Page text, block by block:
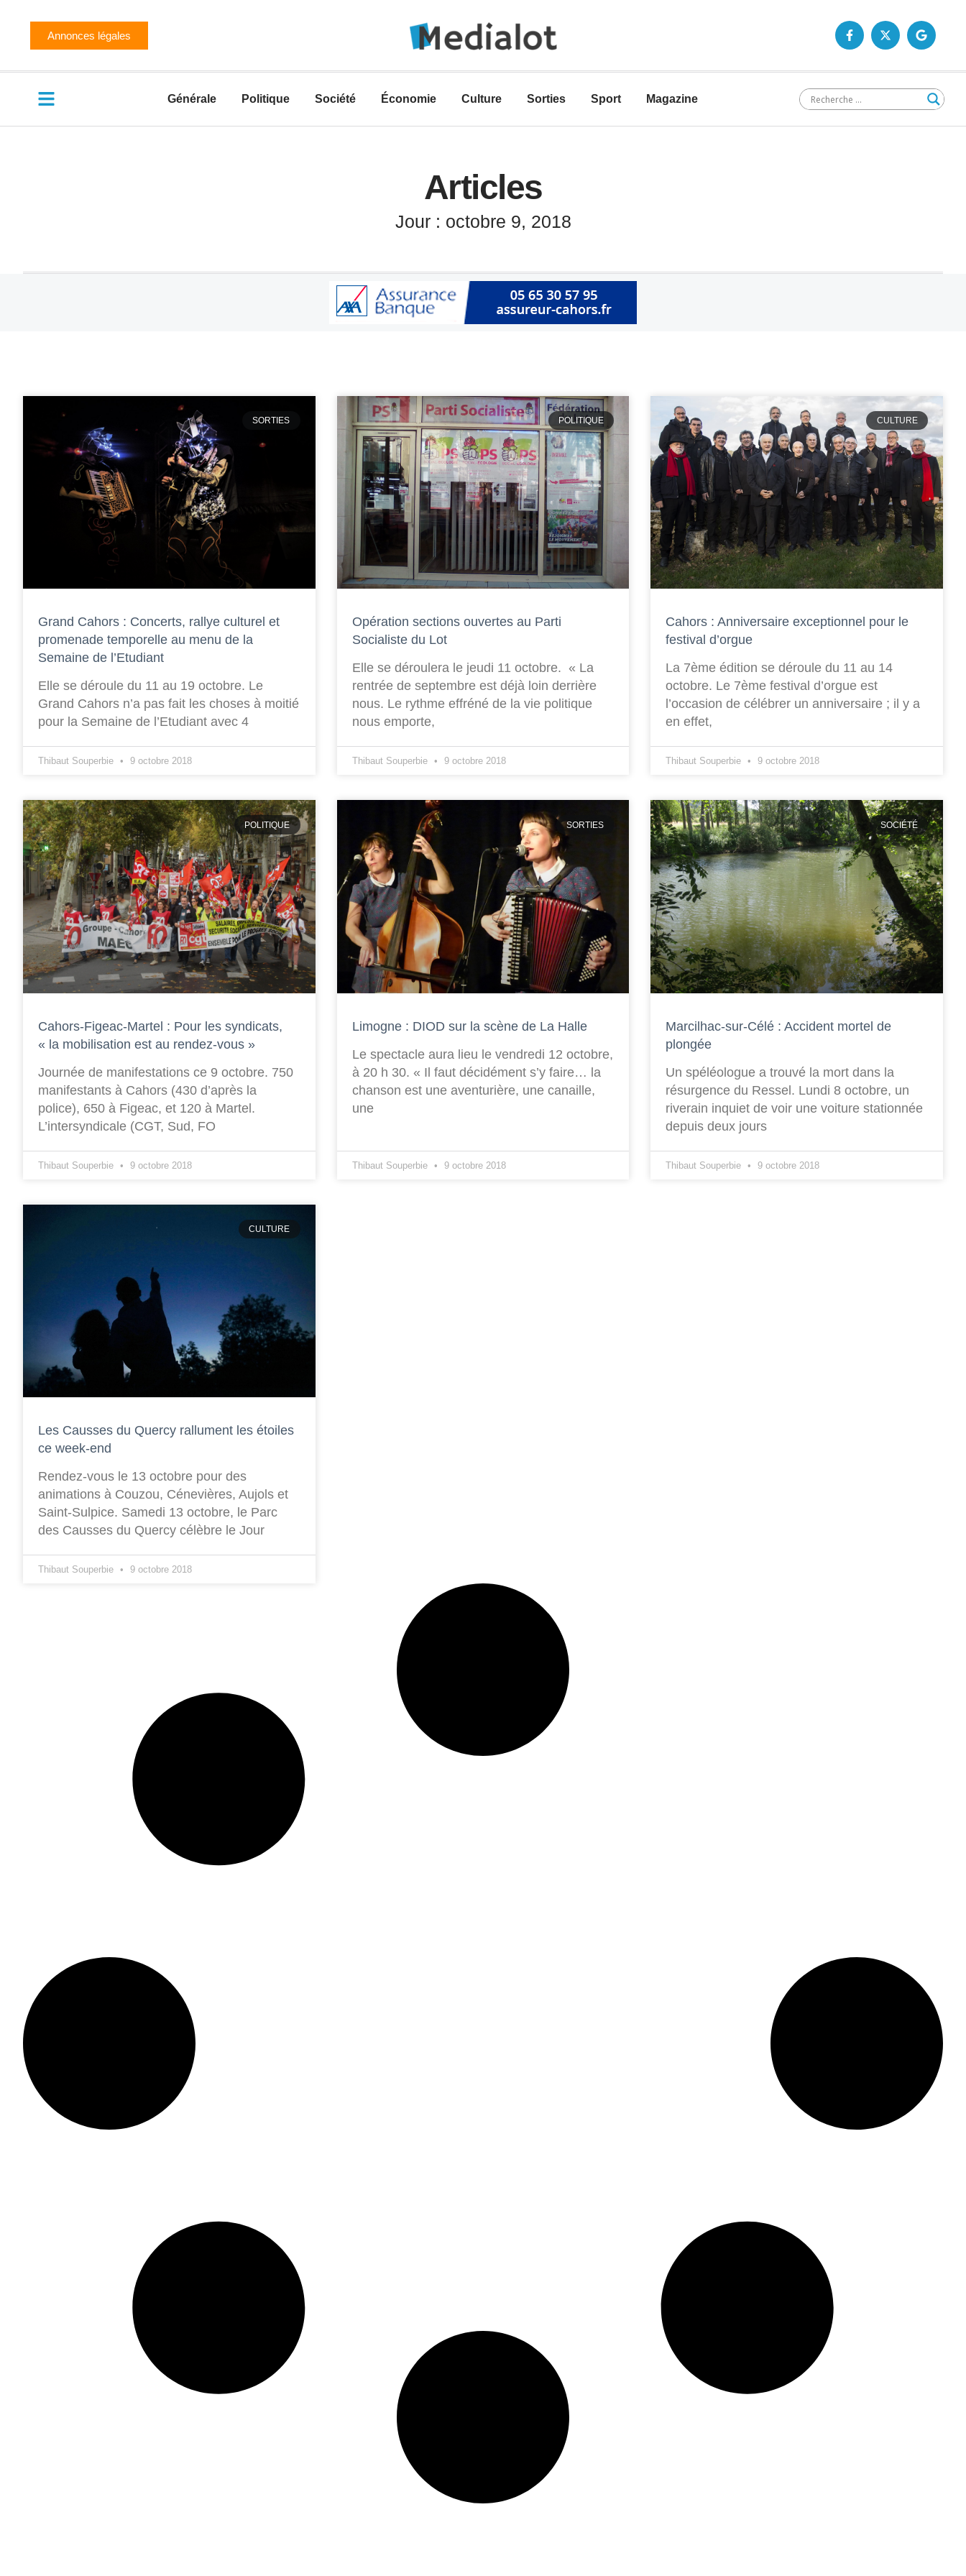
Annonces légales
Générale Politique Société Économie Culture Sorties Sport Magazine
Articles
Jour : octobre 9, 2018
SORTIES
Grand Cahors : Concerts, rallye culturel et
promenade temporelle au menu de la
Semaine de l’Etudiant
Elle se déroule du 11 au 19 octobre. Le
Grand Cahors n’a pas fait les choses à moitié
pour la Semaine de l’Etudiant avec 4
Thibaut Souperbie 9 octobre 2018
POLITIQUE
Opération sections ouvertes au Parti
Socialiste du Lot
Elle se déroulera le jeudi 11 octobre. « La
rentrée de septembre est déjà loin derrière
nous. Le rythme effréné de la vie politique
nous emporte,
Thibaut Souperbie 9 octobre 2018
CULTURE
Cahors : Anniversaire exceptionnel pour le
festival d’orgue
La 7ème édition se déroule du 11 au 14
octobre. Le 7ème festival d’orgue est
l’occasion de célébrer un anniversaire ; il y a
en effet,
Thibaut Souperbie 9 octobre 2018
POLITIQUE
Cahors-Figeac-Martel : Pour les syndicats,
« la mobilisation est au rendez-vous »
Journée de manifestations ce 9 octobre. 750
manifestants à Cahors (430 d’après la
police), 650 à Figeac, et 120 à Martel.
L’intersyndicale (CGT, Sud, FO
Thibaut Souperbie 9 octobre 2018
SORTIES
Limogne : DIOD sur la scène de La Halle
Le spectacle aura lieu le vendredi 12 octobre,
à 20 h 30. « Il faut décidément s’y faire… la
chanson est une aventurière, une canaille,
une
Thibaut Souperbie 9 octobre 2018
SOCIÉTÉ
Marcilhac-sur-Célé : Accident mortel de
plongée
Un spéléologue a trouvé la mort dans la
résurgence du Ressel. Lundi 8 octobre, un
riverain inquiet de voir une voiture stationnée
depuis deux jours
Thibaut Souperbie 9 octobre 2018
CULTURE
Les Causses du Quercy rallument les étoiles
ce week-end
Rendez-vous le 13 octobre pour des
animations à Couzou, Cénevières, Aujols et
Saint-Sulpice. Samedi 13 octobre, le Parc
des Causses du Quercy célèbre le Jour
Thibaut Souperbie 9 octobre 2018